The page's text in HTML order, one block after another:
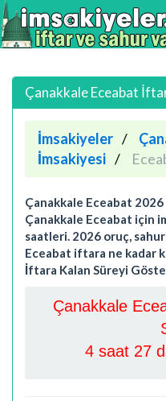
Çanakkale Eceabat
İmsakiyeler
İmsakiyesi
Çanakkale Eceabat 2026
Çanakkale Eceabat için
saatleri. 2026 oruç,
Eceabat iftara ne kadar
İftara Kalan Süreyi
Çanakkale
4 saat 27